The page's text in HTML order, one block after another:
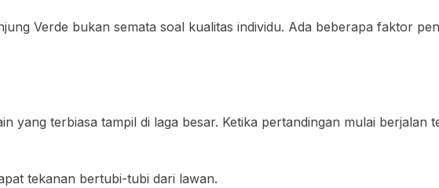
Verde bukan semata soal kualitas individu. Ada beberapa faktor
yang terbiasa tampil di laga besar. Ketika pertandingan mulai berjalan
tekanan bertubi-tubi dari lawan.